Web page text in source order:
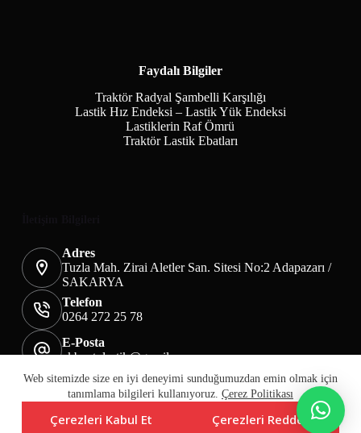
Web sitemizde size en iyi deneyimi sunduğumuzdan emin olmak için
tanımlama bilgileri kullanıyoruz. Çerez Politikası
Çerezleri Kabul Et Çerezleri Reddet
Faydalı Bilgiler
Traktör Radyal Şambelli Karşılığı
Lastik Hız Endeksi – Lastik Yük Endeksi
Lastiklerin Raf Ömrü
Traktör Lastik Ebatları
Adres
Tuzla Mah. Zirai Aletler San. Sitesi No:2 Adapazarı /
SAKARYA
Telefon
0264 272 25 78
E-Posta
akbaotolastik@gmail.com
Mesafeli Satış Sözleşmesi
Teslimat&İade
Üyelik KVKK Sayfası
Çerez Politikası